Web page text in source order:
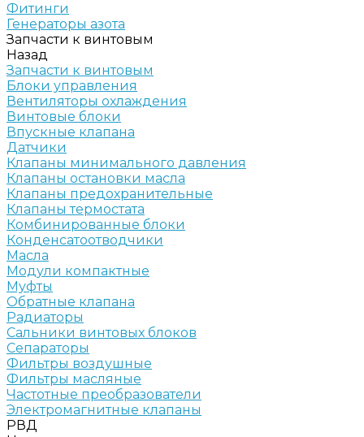
Фитинги
Генераторы азота
Запчасти к винтовым
Назад
Запчасти к винтовым
Блоки управления
Вентиляторы охлаждения
Винтовые блоки
Впускные клапана
Датчики
Клапаны минимального давления
Клапаны остановки масла
Клапаны предохранительные
Клапаны термостата
Комбинированные блоки
Конденсатоотводчики
Масла
Модули компактные
Муфты
Обратные клапана
Радиаторы
Сальники винтовых блоков
Сепараторы
Фильтры воздушные
Фильтры масляные
Частотные преобразователи
Электромагнитные клапаны
РВД